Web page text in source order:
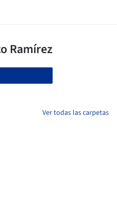
Ver todas las carpetas